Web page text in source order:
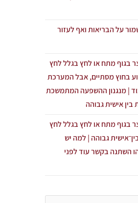
על הבריאות ואף לעזור
בגוף מתח או לחץ בגלל לחץ
בחוץ מסתיים, אבל המערכת
| מנגנון ההשפעה המתמשכת
בין אישית גבוהה
בגוף מתח או לחץ בגלל לחץ
גבוהה | למה יש
השתנה בקשר עוד לפני